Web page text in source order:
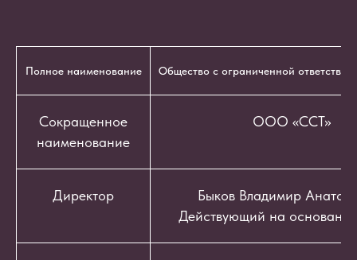
Полное наименование Общество с ограниченной
Сокращенное
наименование
ООО «ССТ»
Директор
Быков Владимир
Действующий на